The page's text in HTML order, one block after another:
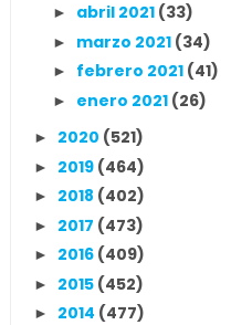
► abril 2021 (33)
► marzo 2021 (34)
► febrero 2021 (41)
► enero 2021 (26)
► 2020 (521)
► 2019 (464)
► 2018 (402)
► 2017 (473)
► 2016 (409)
► 2015 (452)
► 2014 (477)